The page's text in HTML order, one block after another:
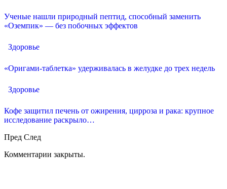
Ученые нашли природный пептид, способный заменить
«Оземпик» — без побочных эффектов
Здоровье
«Оригами-таблетка» удерживалась в желудке до трех недель
Здоровье
Кофе защитил печень от ожирения, цирроза и рака: крупное
исследование раскрыло…
Пред След
Комментарии закрыты.